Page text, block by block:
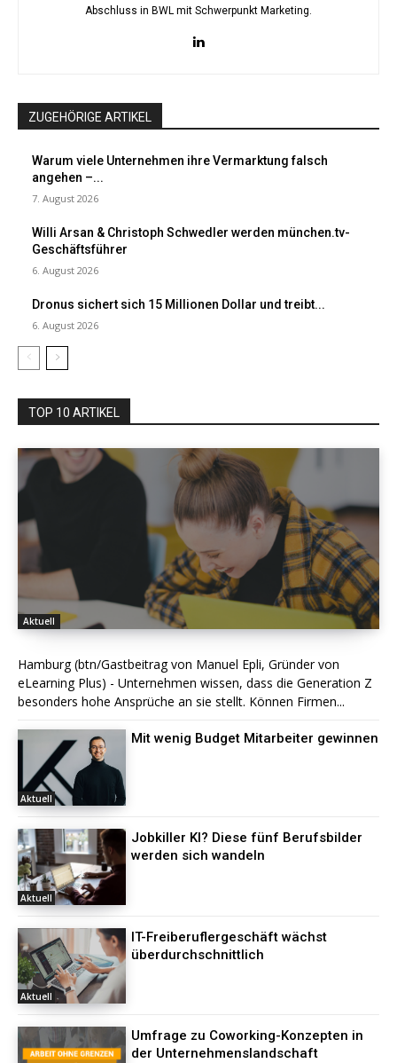
Abschluss in BWL mit Schwerpunkt Marketing.
ZUGEHÖRIGE ARTIKEL
Warum viele Unternehmen ihre Vermarktung falsch
angehen –...
7. August 2026
Willi Arsan & Christoph Schwedler werden münchen.tv-
Geschäftsführer
6. August 2026
Dronus sichert sich 15 Millionen Dollar und treibt...
6. August 2026
TOP 10 ARTIKEL
Aktuell
Hamburg (btn/Gastbeitrag von Manuel Epli, Gründer von
eLearning Plus) - Unternehmen wissen, dass die Generation Z
besonders hohe Ansprüche an sie stellt. Können Firmen...
Aktuell
Mit wenig Budget Mitarbeiter gewinnen
Aktuell
Jobkiller KI? Diese fünf Berufsbilder
werden sich wandeln
Aktuell
IT-Freiberuflergeschäft wächst
überdurchschnittlich
Umfrage zu Coworking-Konzepten in
der Unternehmenslandschaft